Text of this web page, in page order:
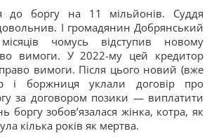
до боргу на 11 мільйонів. Суддя
І громадянин Добрянський
чомусь відступив новому
вимоги. У 2022-му цей кредитор
вимоги. Після цього новий (вже
і боржниця уклали договір про
за договором позики — виплатити
боргу зобовʼязалася жінка, котра, як
кілька років як мертва.